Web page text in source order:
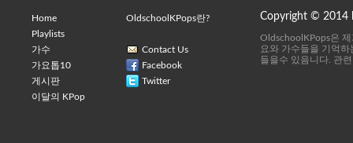
Home
Playlists
가수
가요톱10
게시판
이달의 KPop
OldschoolKPops란?
Contact Us
Facebook
Twitter
Copyright © 2014
OldschoolKPops은
요와 가수들을 기억
들을수 있음니다. 관